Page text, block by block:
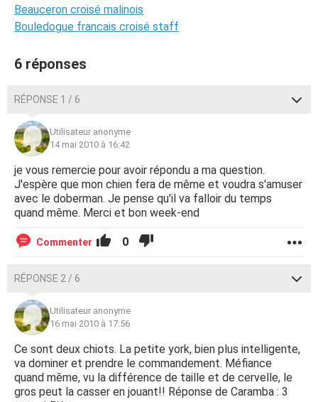
Beauceron croisé malinois
Bouledogue francais croisé staff
6 réponses
RÉPONSE 1 / 6
Utilisateur anonyme
14 mai 2010 à 16:42
je vous remercie pour avoir répondu a ma question.
J'espère que mon chien fera de même et voudra s'amuser
avec le doberman. Je pense qu'il va falloir du temps
quand même. Merci et bon week-end
Commenter 0
RÉPONSE 2 / 6
Utilisateur anonyme
16 mai 2010 à 17:56
Ce sont deux chiots. La petite york, bien plus intelligente,
va dominer et prendre le commandement. Méfiance
quand même, vu la différence de taille et de cervelle, le
gros peut la casser en jouant!! Réponse de Caramba : 3